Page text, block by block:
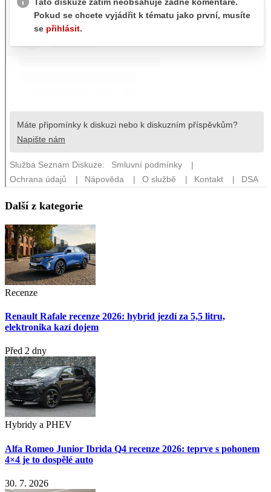
Další z kategorie
Recenze
Renault Rafale recenze 2026: hybrid jezdí za 5,5 litru,
elektronika kazí dojem
Před 2 dny
Hybridy a PHEV
Alfa Romeo Junior Ibrida Q4 recenze 2026: teprve s pohonem
4×4 je to dospělé auto
30. 7. 2026